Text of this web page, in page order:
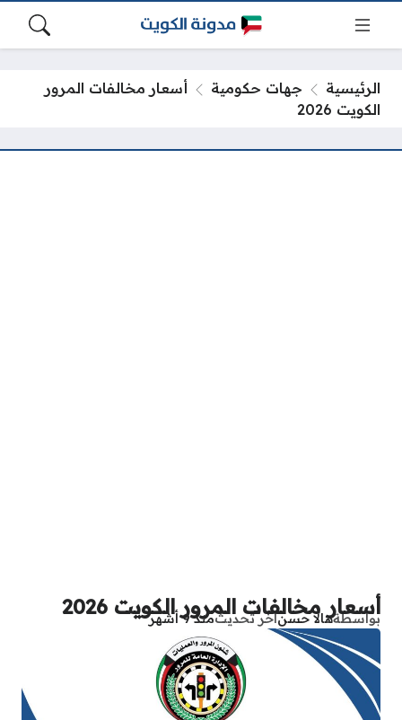
الرئيسية جهات حكومية
أسعار مخالفات المرور
الكويت 2026
أسعار مخالفات المرور الكويت 2026
بواسطةهالا حسنآخر تحديثمنذ 9 أشهر